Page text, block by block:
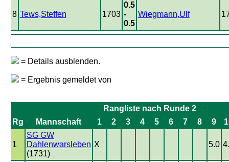
8 Tews,Steffen 1703
0.5
-
0.5
Wiegmann,Ulf
= Details ausblenden.
= Ergebnis gemeldet von
Rangliste nach Runde 2
Rg
Mannschaft 1 2 3 4 5 6 7 8 9
1
SG GW
Dahlenwarsleben
(1731)
X 5.0